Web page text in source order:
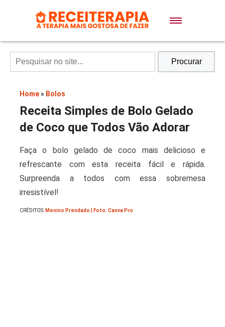
Doces e Sobremesas
Air Fryer
Bolos
Procurar
Home » Bolos
Receita Simples de Bolo Gelado
de Coco que Todos Vão Adorar
Faça o bolo gelado de coco mais delicioso e
refrescante com esta receita fácil e rápida.
Surpreenda a todos com essa sobremesa
irresistível!
CRÉDITOS: Menino Prendado | Foto: Canva Pro